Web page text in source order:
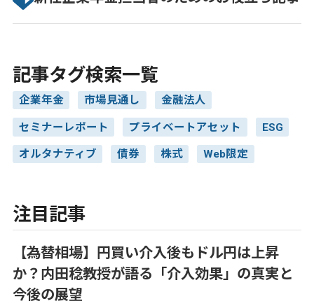
記事タグ検索一覧
企業年金 市場見通し 金融法人
セミナーレポート プライベートアセット ESG
オルタナティブ 債券 株式 Web限定
注目記事
【為替相場】円買い介入後もドル円は上昇
か？内田稔教授が語る「介入効果」の真実と
今後の展望